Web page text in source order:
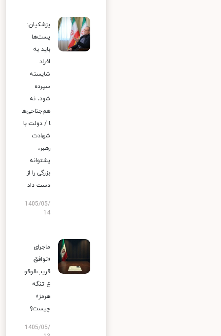
پزشکیان:
پست‌ها
باید به
افراد
شایسته
سپرده
شود، نه
هم‌جناحی‌ه
ا / دولت با
شهادت
رهبر،
پشتوانه
بزرگی را از
دست داد
1405/05/
14
ماجرای
«توافق
قریب‌الوقو
ع تنگه
هرمز»
چیست؟
1405/05/